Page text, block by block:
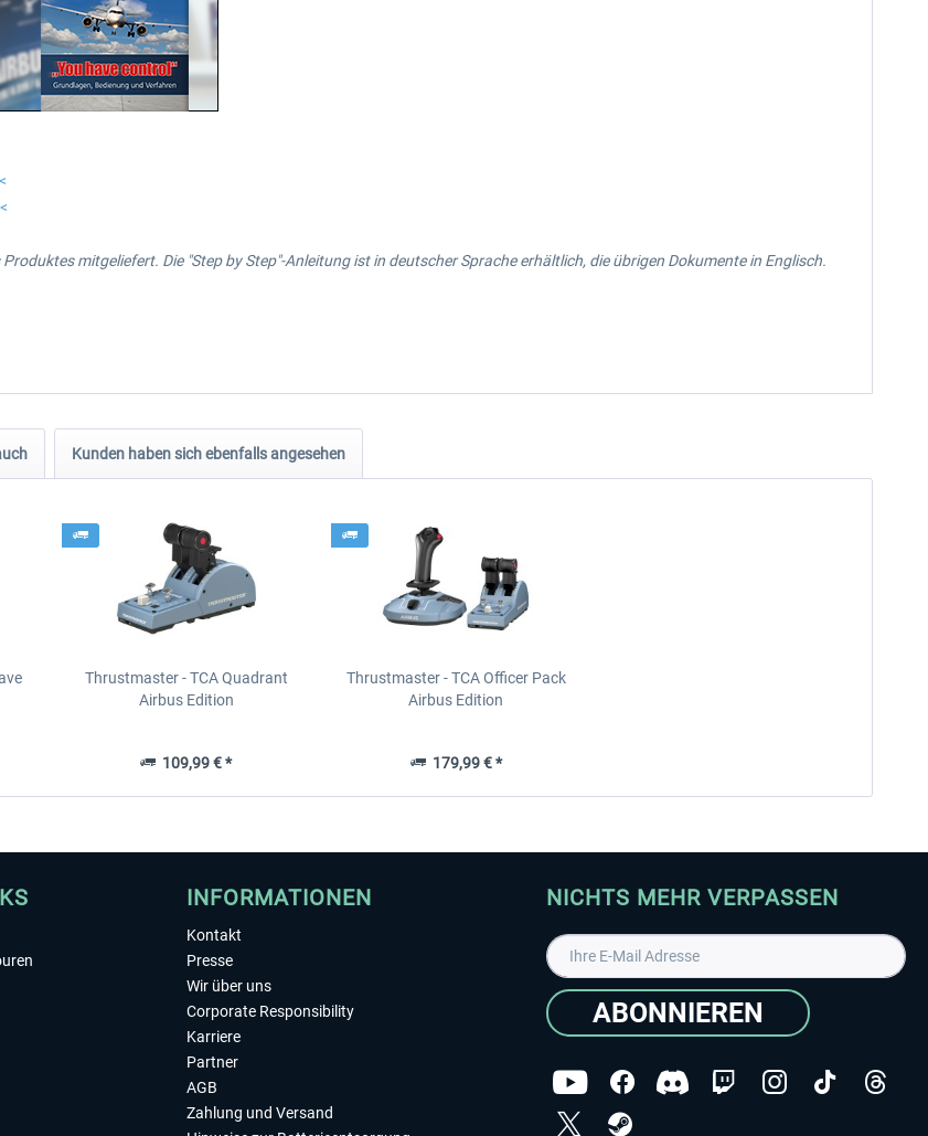
mitgeliefert. Die "Step by Step"-Anleitung ist in deutscher Sprache erhältlich, die übrigen Dokumente in Englisch.
Kunden haben sich ebenfalls angesehen
Thrustmaster - TCA Quadrant
Airbus Edition
109,99 € *
Thrustmaster - TCA Officer Pack
Airbus Edition
179,99 € *
INFORMATIONEN
Kontakt
Presse
Wir über uns
Corporate Responsibility
Karriere
Partner
AGB
Zahlung und Versand
NICHTS MEHR VERPASSEN
ABONNIEREN